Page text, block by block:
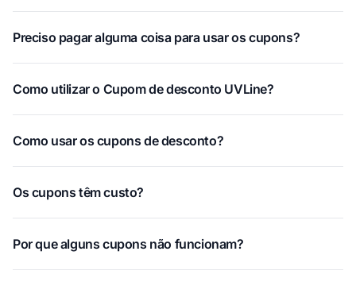
Preciso pagar alguma coisa para usar os cupons?
Como utilizar o Cupom de desconto UVLine?
Como usar os cupons de desconto?
Os cupons têm custo?
Por que alguns cupons não funcionam?